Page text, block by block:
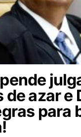
de azar e
para